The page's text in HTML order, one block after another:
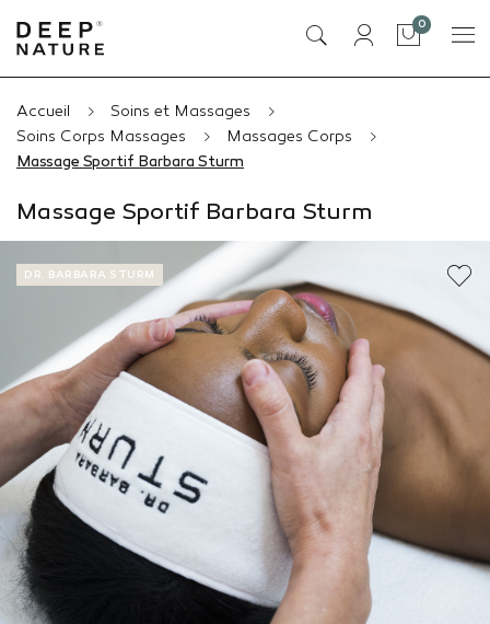
Panier
0articles
Accueil
Soins et Massages
Soins Corps Massages
Massages Corps
Massage Sportif Barbara Sturm
Massage Sportif Barbara Sturm
DR. BARBARA STURM